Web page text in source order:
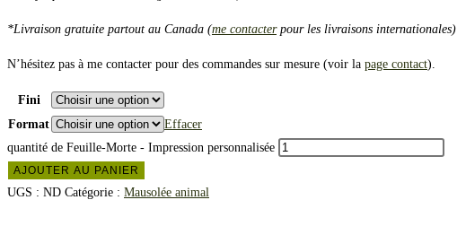
*Livraison gratuite partout au Canada (me contacterpour les livraisons internationales)
N’hésitez pas à me contacter pour des commandes sur mesure (voir la page contact).
Fini
Format
Effacer
quantité de Feuille-Morte - Impression personnalisée
AJOUTER AU PANIER
UGS : ND Catégorie : Mausolée animal